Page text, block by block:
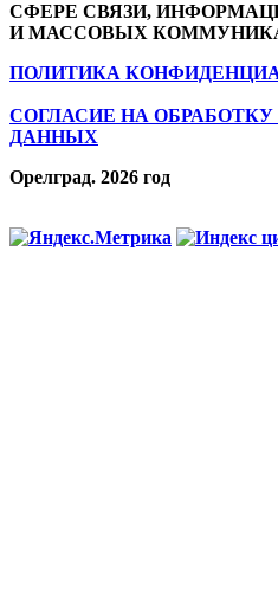
СФЕРЕ СВЯЗИ,
И МАССОВЫХ
ПОЛИТИКА
СОГЛАСИЕ НА
ДАННЫХ
Орелград. 2026 год